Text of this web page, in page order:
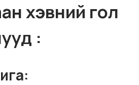
хэвний гол
: